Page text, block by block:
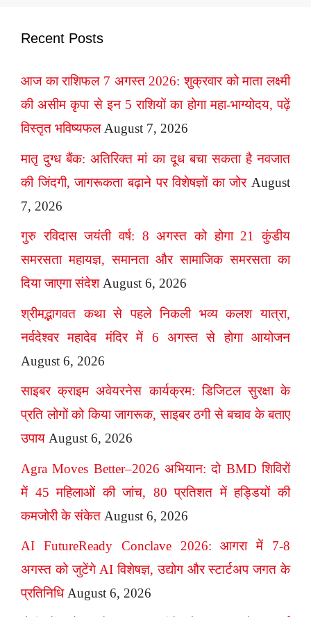
Recent Posts
आज का राशिफल 7 अगस्त 2026: शुक्रवार को माता लक्ष्मी
की असीम कृपा से इन 5 राशियों का होगा महा-भाग्योदय, पढ़ें
विस्तृत भविष्यफल August 7, 2026
मातृ दुग्ध बैंक: अतिरिक्त मां का दूध बचा सकता है नवजात
की जिंदगी, जागरूकता बढ़ाने पर विशेषज्ञों का जोर August
7, 2026
गुरु रविदास जयंती वर्ष: 8 अगस्त को होगा 21 कुंडीय
समरसता महायज्ञ, समानता और सामाजिक समरसता का
दिया जाएगा संदेश August 6, 2026
श्रीमद्भागवत कथा से पहले निकली भव्य कलश यात्रा,
नर्वदेश्वर महादेव मंदिर में 6 अगस्त से होगा आयोजन
August 6, 2026
साइबर क्राइम अवेयरनेस कार्यक्रम: डिजिटल सुरक्षा के
प्रति लोगों को किया जागरूक, साइबर ठगी से बचाव के बताए
उपाय August 6, 2026
Agra Moves Better–2026 अभियान: दो BMD शिविरों
में 45 महिलाओं की जांच, 80 प्रतिशत में हड्डियों की
कमजोरी के संकेत August 6, 2026
AI FutureReady Conclave 2026: आगरा में 7-8
अगस्त को जुटेंगे AI विशेषज्ञ, उद्योग और स्टार्टअप जगत के
प्रतिनिधि August 6, 2026